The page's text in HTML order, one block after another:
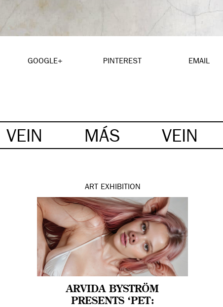
GOOGLE+ PINTEREST EMAIL
VEIN MÁS VEIN
ART EXHIBITION
ARVIDA BYSTRÖM
PRESENTS ‘PET: